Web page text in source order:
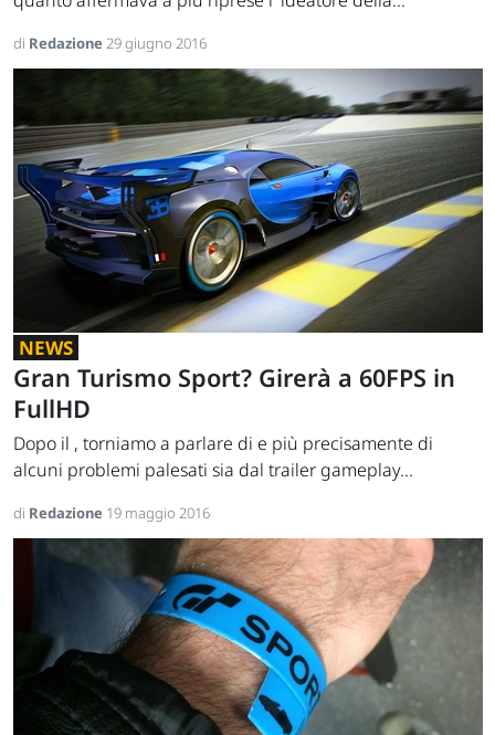
di Redazione29 giugno 2016
NEWS
Gran Turismo Sport? Girerà a 60FPS in
FullHD
Dopo il , torniamo a parlare di e più precisamente di
alcuni problemi palesati sia dal trailer gameplay...
di Redazione 19 maggio 2016